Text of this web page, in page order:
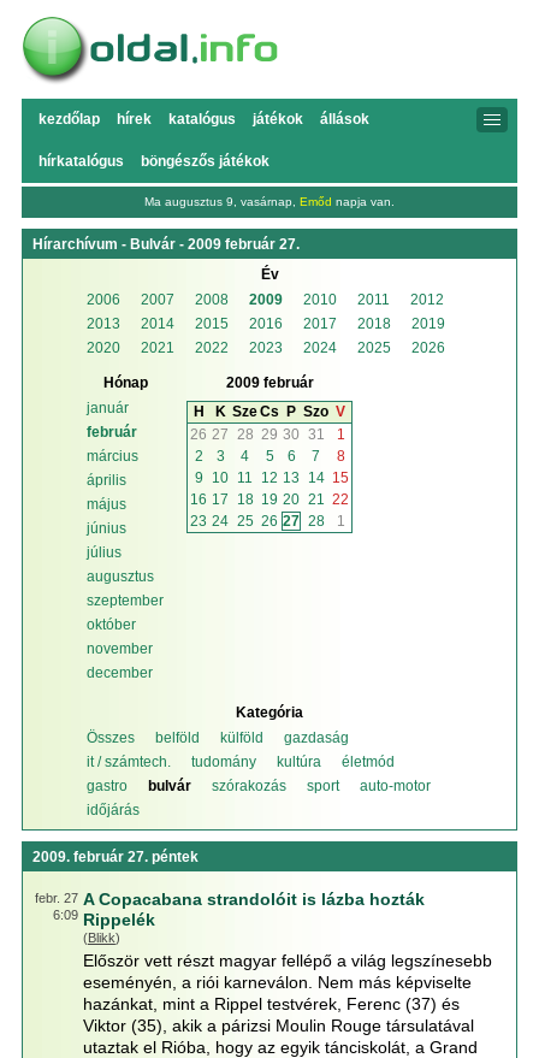
kezdőlap hírek katalógus játékok állások
hírkatalógus böngészős játékok
Ma augusztus 9, vasárnap, Emőd napja van.
Hírarchívum - Bulvár - 2009 február 27.
Év
2006
2007 2008 2009 2010 2011
2012
2013
2014 2015 2016 2017 2018
2019
2020
2021 2022 2023 2024 2025 2026
Hónap
január
február
március
április
május
június
július
augusztus
szeptember
október
november
december
2009 február
H
K SzeCs P Szo V
26 27 28 29 30 31
1
2
3 4 5 6 7
8
9
10 11 12 13 14 15
16 17 18 19 20 21
22
23 24 25 26 27 28 1
Kategória
Összes
belföld külföld
gazdaság
it / számtech.
tudomány kultúra
életmód
gastro
bulvár szórakozás sport
auto-motor
időjárás
2009. február 27. péntek
febr. 27
6:09
A Copacabana strandolóit is lázba hozták
Rippelék
(Blikk)
Először vett részt magyar fellépő a világ legszínesebb
eseményén, a riói karneválon. Nem más képviselte
hazánkat, mint a Rippel testvérek, Ferenc (37) és
Viktor (35), akik a párizsi Moulin Rouge társulatával
utaztak el Rióba, hogy az egyik tánciskolát, a Grand